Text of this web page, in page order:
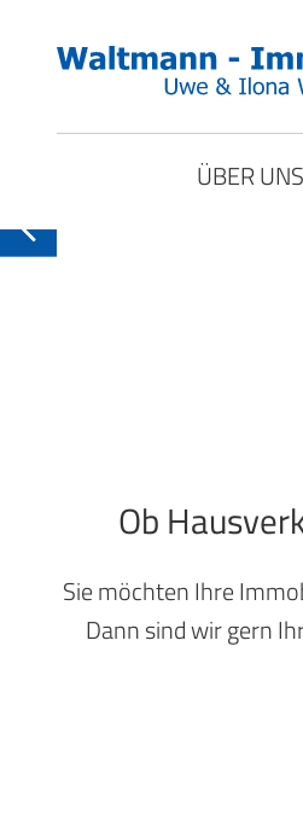
ÜBER UNS
Ob
Sie möchten Ihre
Dann sind wir gern